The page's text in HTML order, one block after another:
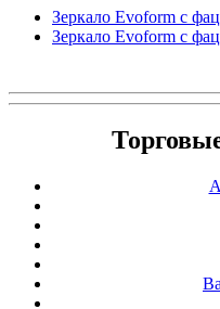
Зеркало Evoform с
Зеркало Evoform с